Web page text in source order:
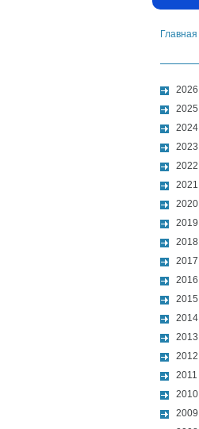
Главная
2026
2025
2024
2023
2022
2021
2020
2019
2018
2017
2016
2015
2014
2013
2012
2011
2010
2009